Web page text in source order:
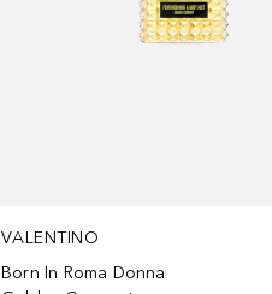
VALENTINO
Born In Roma Donna